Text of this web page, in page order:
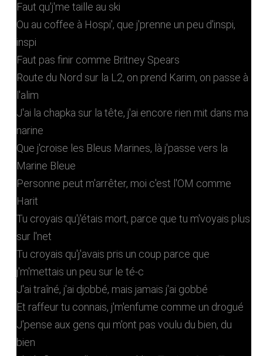
Faut qu'j'me taille au ski
Ou au coffee à Hospi', que j'prenne un peu d'inspi,
inspi
Faut pas finir comme Britney Spears
Route du Nord sur la L2, on prend Karim, on passe à
l'alim
J'ai la chapka sur la tête, j'ai encore rien mit dans ma
narine
Que j'croise les Bleus Marines, là j'passe vers la
Marine Bleue
Personne peut m'arrêter, moi c'est l'OM comme
Harit
Tu croyais qu'j'étais mort, parce que tu m'voyais plus
sur l'net
Tu croyais qu'j'avais pris un coup parce que
j'm'mettais un peu sur le té-c
J'ai traîné, j'ai djobbé, mais jamais j'ai gobbé
Et raffeur tu connais, j'm'enfume comme un drogué
J'pense aux gens qui m'ont pas voulu du bien, du
bien